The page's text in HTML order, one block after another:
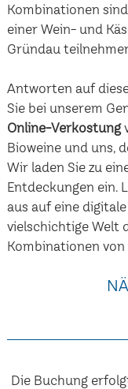
Kombinationen
einer Wein- und
Gründau
Antworten auf
Sie bei unserem
Online-Verkostung
Bioweine und uns,
Wir laden Sie zu
Entdeckungen ein.
aus auf eine
vielschichtige Welt
Kombinationen von
Die Buchung